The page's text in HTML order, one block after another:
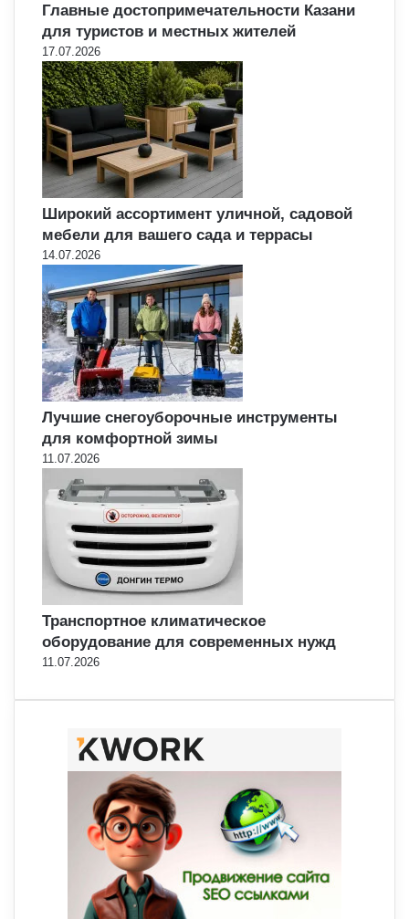
Главные достопримечательности Казани
для туристов и местных жителей
17.07.2026
Широкий ассортимент уличной, садовой
мебели для вашего сада и террасы
14.07.2026
Лучшие снегоуборочные инструменты
для комфортной зимы
11.07.2026
Транспортное климатическое
оборудование для современных нужд
11.07.2026